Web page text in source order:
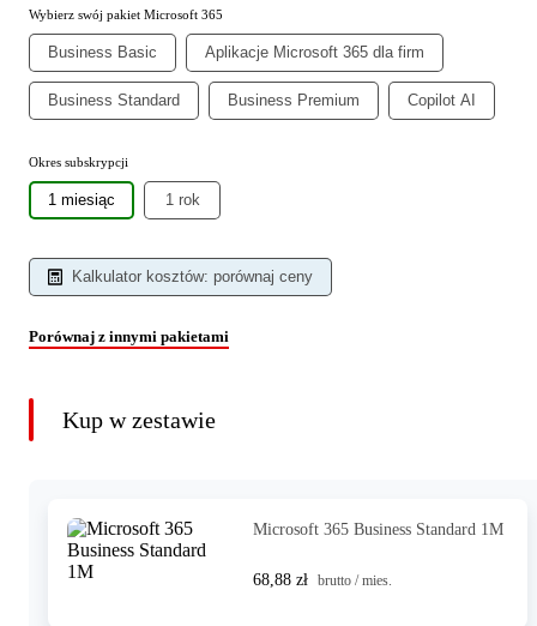
Wybierz swój pakiet Microsoft 365
Business Basic Aplikacje Microsoft 365 dla firm
Business Standard Business Premium Copilot AI
Okres subskrypcji
1 miesiąc 1 rok
Kalkulator kosztów: porównaj ceny
Porównaj z innymi pakietami
Kup w zestawie
Microsoft 365 Business Standard 1M
68,88 zł brutto / mies.